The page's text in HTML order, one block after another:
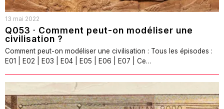
13 mai 2022
Q053 · Comment peut-on modéliser une
civilisation ?
Comment peut-on modéliser une civilisation : Tous les épisodes :
E01 | E02 | E03 | E04 | E05 | E06 | E07 | Ce…